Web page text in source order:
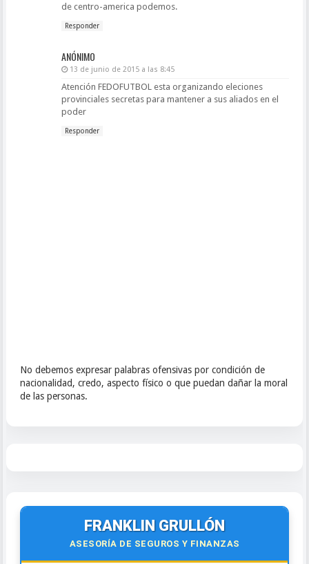
de centro-america podemos.
Responder
ANÓNIMO
13 de junio de 2015 a las 8:45
Atención FEDOFUTBOL esta organizando eleciones
provinciales secretas para mantener a sus aliados en el
poder
Responder
No debemos expresar palabras ofensivas por condición de
nacionalidad, credo, aspecto físico o que puedan dañar la moral
de las personas.
FRANKLIN GRULLÓN
ASESORÍA DE SEGUROS Y FINANZAS